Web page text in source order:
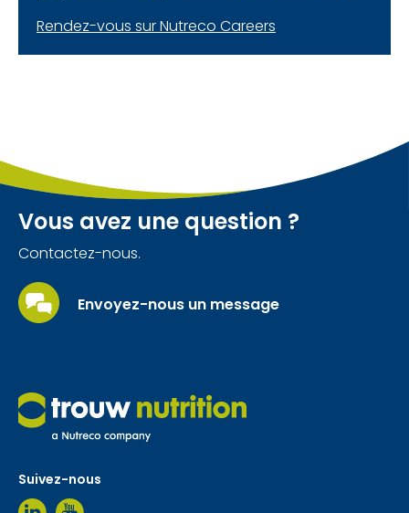
Rendez-vous sur Nutreco Careers
Vous avez une question ?
Contactez-nous.
Envoyez-nous un message
Suivez-nous